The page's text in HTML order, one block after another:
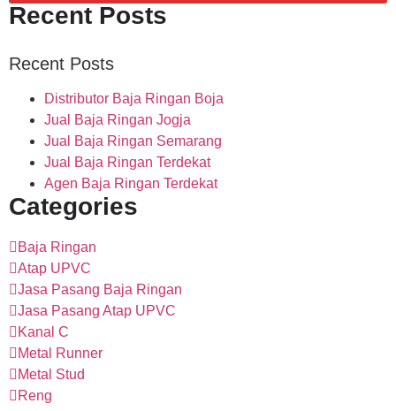
Recent Posts
Recent Posts
Distributor Baja Ringan Boja
Jual Baja Ringan Jogja
Jual Baja Ringan Semarang
Jual Baja Ringan Terdekat
Agen Baja Ringan Terdekat
Categories
Baja Ringan
Atap UPVC
Jasa Pasang Baja Ringan
Jasa Pasang Atap UPVC
Kanal C
Metal Runner
Metal Stud
Reng